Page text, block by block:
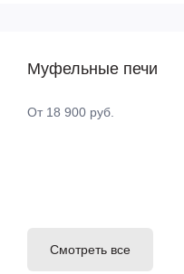
Муфельные печи
От 18 900 руб.
Смотреть все